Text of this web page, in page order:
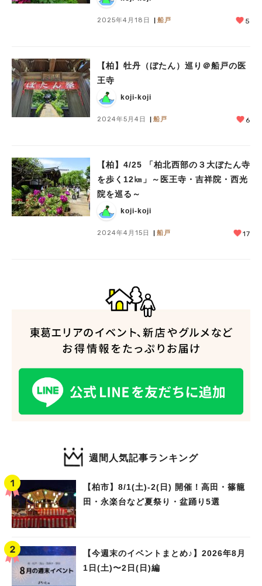
2025年4月18日 船戸 5
【柏】牡丹（ぼたん）巡り＠船戸の医
王寺
koji-koji
2024年5月4日 船戸 6
【柏】4/25 「柏北西部の３大ぼたん寺
を歩く12㎞」～医王寺・吉祥院・西光
院を巡る～
koji-koji
2024年4月15日 船戸 17
週間人気記事ランキング
【柏市】8/1(土)‐2(日) 開催！高田・篠籠
田・永楽台など夏祭り・盆踊り5選
【今週末のイベントまとめ♪】2026年8月
1日(土)〜2日(日)編